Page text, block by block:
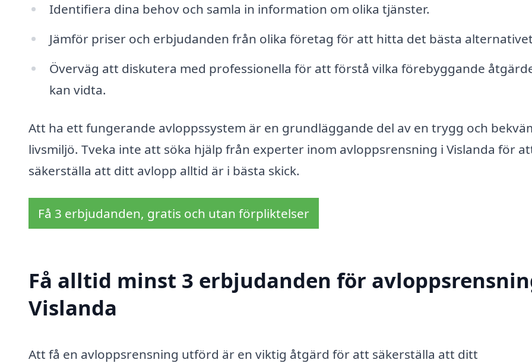
Identifiera dina behov och samla in information om olika tjänster.
Jämför priser och erbjudanden från olika företag för att hitta det bästa
Överväg att diskutera med professionella för att förstå vilka förebyggande
kan vidta.
Att ha ett fungerande avloppssystem är en grundläggande del av en trygg och
livsmiljö. Tveka inte att söka hjälp från experter inom avloppsrensning i Vislanda för
säkerställa att ditt avlopp alltid är i bästa skick.
Få 3 erbjudanden, gratis och utan förpliktelser
Få alltid minst 3 erbjudanden för
Vislanda
Att få en avloppsrensning utförd är en viktig åtgärd för att säkerställa att ditt